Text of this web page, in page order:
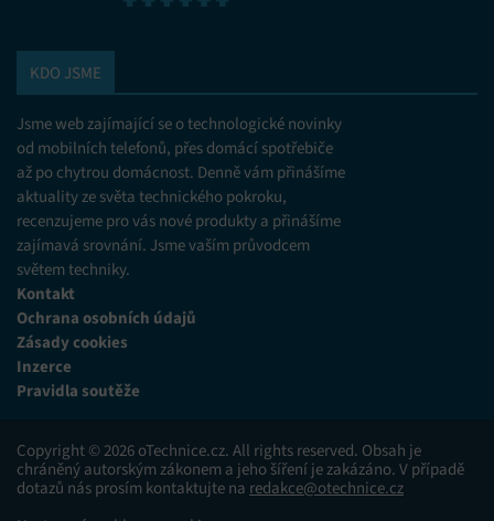
KDO JSME
Jsme web zajímající se o technologické novinky
od mobilních telefonů, přes domácí spotřebiče
až po chytrou domácnost. Denně vám přinášíme
aktuality ze světa technického pokroku,
recenzujeme pro vás nové produkty a přinášíme
zajímavá srovnání. Jsme vaším průvodcem
světem techniky.
Kontakt
Ochrana osobních údajů
Zásady cookies
Inzerce
Pravidla soutěže
Copyright © 2026 oTechnice.cz. All rights reserved. Obsah je
chráněný autorským zákonem a jeho šíření je zakázáno. V případě
dotazů nás prosím kontaktujte na redakce@otechnice.cz